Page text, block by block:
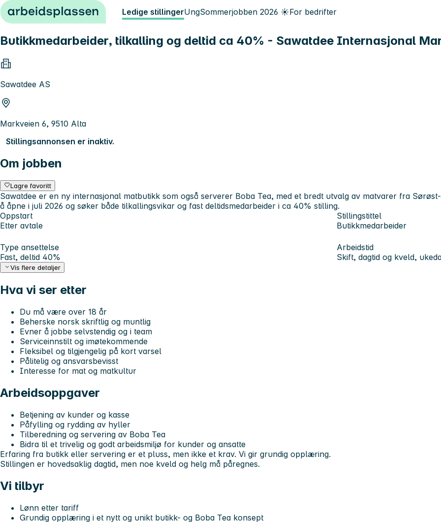
Hopp til innhold Ledige stillingerUngSommerjobben 2026 ☀️For bedrifter
Butikkmedarbeider, tilkalling og deltid ca 40% - Sawatdee Internasjonal
Sawatdee AS
Markveien 6, 9510 Alta
Stillingsannonsen er inaktiv.
Om jobben
Lagre favoritt
Sawatdee er en ny internasjonal matbutikk som også serverer Boba Tea, med et bredt utvalg av matvarer fra
å åpne i juli 2026 og søker både tilkallingsvikar og fast deltidsmedarbeider i ca 40% stilling.
Oppstart
Etter avtale
Stillingstittel
Butikkmedarbeider
Type ansettelse
Fast, deltid 40%
Arbeidstid
Skift, dagtid og kveld,
Vis flere detaljer
Hva vi ser etter
Du må være over 18 år
Beherske norsk skriftlig og muntlig
Evner å jobbe selvstendig og i team
Serviceinnstilt og imøtekommende
Fleksibel og tilgjengelig på kort varsel
Pålitelig og ansvarsbevisst
Interesse for mat og matkultur
Arbeidsoppgaver
Betjening av kunder og kasse
Påfylling og rydding av hyller
Tilberedning og servering av Boba Tea
Bidra til et trivelig og godt arbeidsmiljø for kunder og ansatte
Erfaring fra butikk eller servering er et pluss, men ikke et krav. Vi gir grundig opplæring.
Stillingen er hovedsaklig dagtid, men noe kveld og helg må påregnes.
Vi tilbyr
Lønn etter tariff
Grundig opplæring i et nytt og unikt butikk- og Boba Tea konsept